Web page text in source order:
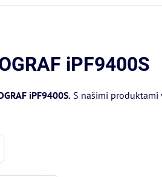
iPF9400S
iPF9400S.S našimi produktami